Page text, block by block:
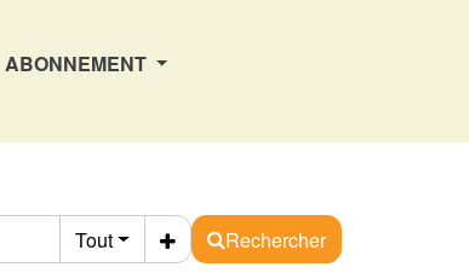
ABONNEMENT
Tout
Rechercher